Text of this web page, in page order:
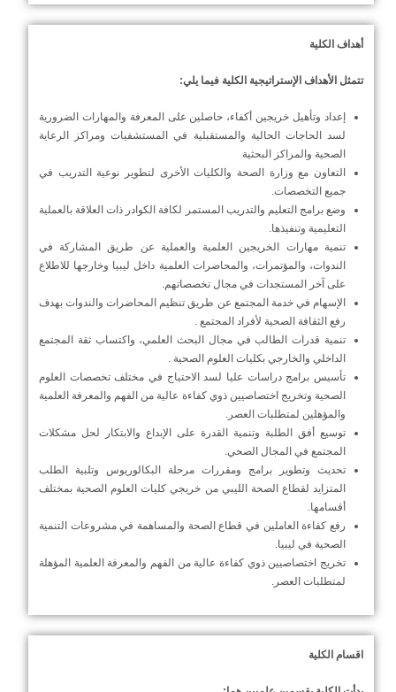
أهداف الكلية
تتمثل الأهداف الإستراتيجية الكلية فيما يلي:
إعداد وتأهيل خريجين أكفاء، حاصلين على المعرفة والمهارات الضرورية
لسد الحاجات الحالية والمستقبلية في المستشفيات ومراكز الرعاية
الصحية والمراكز البحثية
التعاون مع وزارة الصحة والكليات الأخرى لتطوير نوعية التدريب في
جميع التخصصات.
وضع برامج التعليم والتدريب المستمر لكافة الكوادر ذات العلاقة بالعملية
التعليمية وتنفيذها.
تنمية مهارات الخريجين العلمية والعملية عن طريق المشاركة في
الندوات، والمؤتمرات، والمحاضرات العلمية داخل ليبيا وخارجها للاطلاع
على آخر المستجدات في مجال تخصصاتهم.
الإسهام في خدمة المجتمع عن طريق تنظيم المحاضرات والندوات بهدف
رفع الثقافة الصحية لأفراد المجتمع .
تنمية قدرات الطالب في مجال البحث العلمي، واكتساب ثقة المجتمع
الداخلي والخارجي بكليات العلوم الصحية .
تأسيس برامج دراسات عليا لسد الاحتياج في مختلف تخصصات العلوم
الصحية وتخريج اختصاصيين ذوي كفاءة عالية من الفهم والمعرفة العلمية
والمؤهلين لمتطلبات العصر.
توسيع أفق الطلبة وتنمية القدرة على الإبداع والابتكار لحل مشكلات
المجتمع في المجال الصحي.
تحديث وتطوير برامج ومقررات مرحلة البكالوريوس وتلبية الطلب
المتزايد لقطاع الصحة الليبي من خريجي كليات العلوم الصحية بمختلف
أقسامها.
رفع كفاءة العاملين في قطاع الصحة والمساهمة في مشروعات التنمية
الصحية في ليبيا.
تخريج اختصاصيين ذوي كفاءة عالية من الفهم والمعرفة العلمية المؤهلة
لمتطلبات العصر.
اقسام الكلية